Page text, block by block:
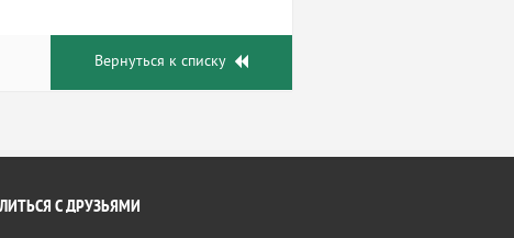
Вернуться к списку
С ДРУЗЬЯМИ